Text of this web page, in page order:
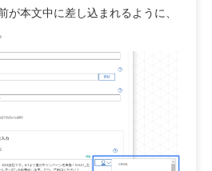
が本文中に差し込まれるように、